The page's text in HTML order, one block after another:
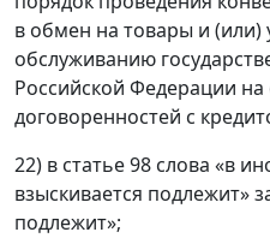
в обмен на товары и (или)
обслуживанию
Российской Федерации
договоренностей с
22) в статье 98 слова «в
взыскивается подлежит»
подлежит»;